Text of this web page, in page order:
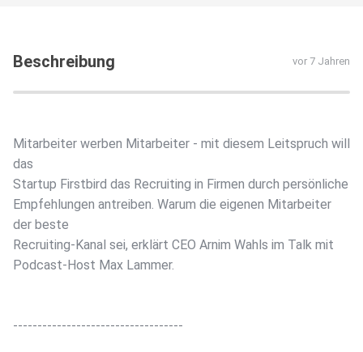
Beschreibung vor 7 Jahren
Mitarbeiter werben Mitarbeiter - mit diesem Leitspruch will
das
Startup Firstbird das Recruiting in Firmen durch persönliche
Empfehlungen antreiben. Warum die eigenen Mitarbeiter
der beste
Recruiting-Kanal sei, erklärt CEO Arnim Wahls im Talk mit
Podcast-Host Max Lammer.
-----------------------------------